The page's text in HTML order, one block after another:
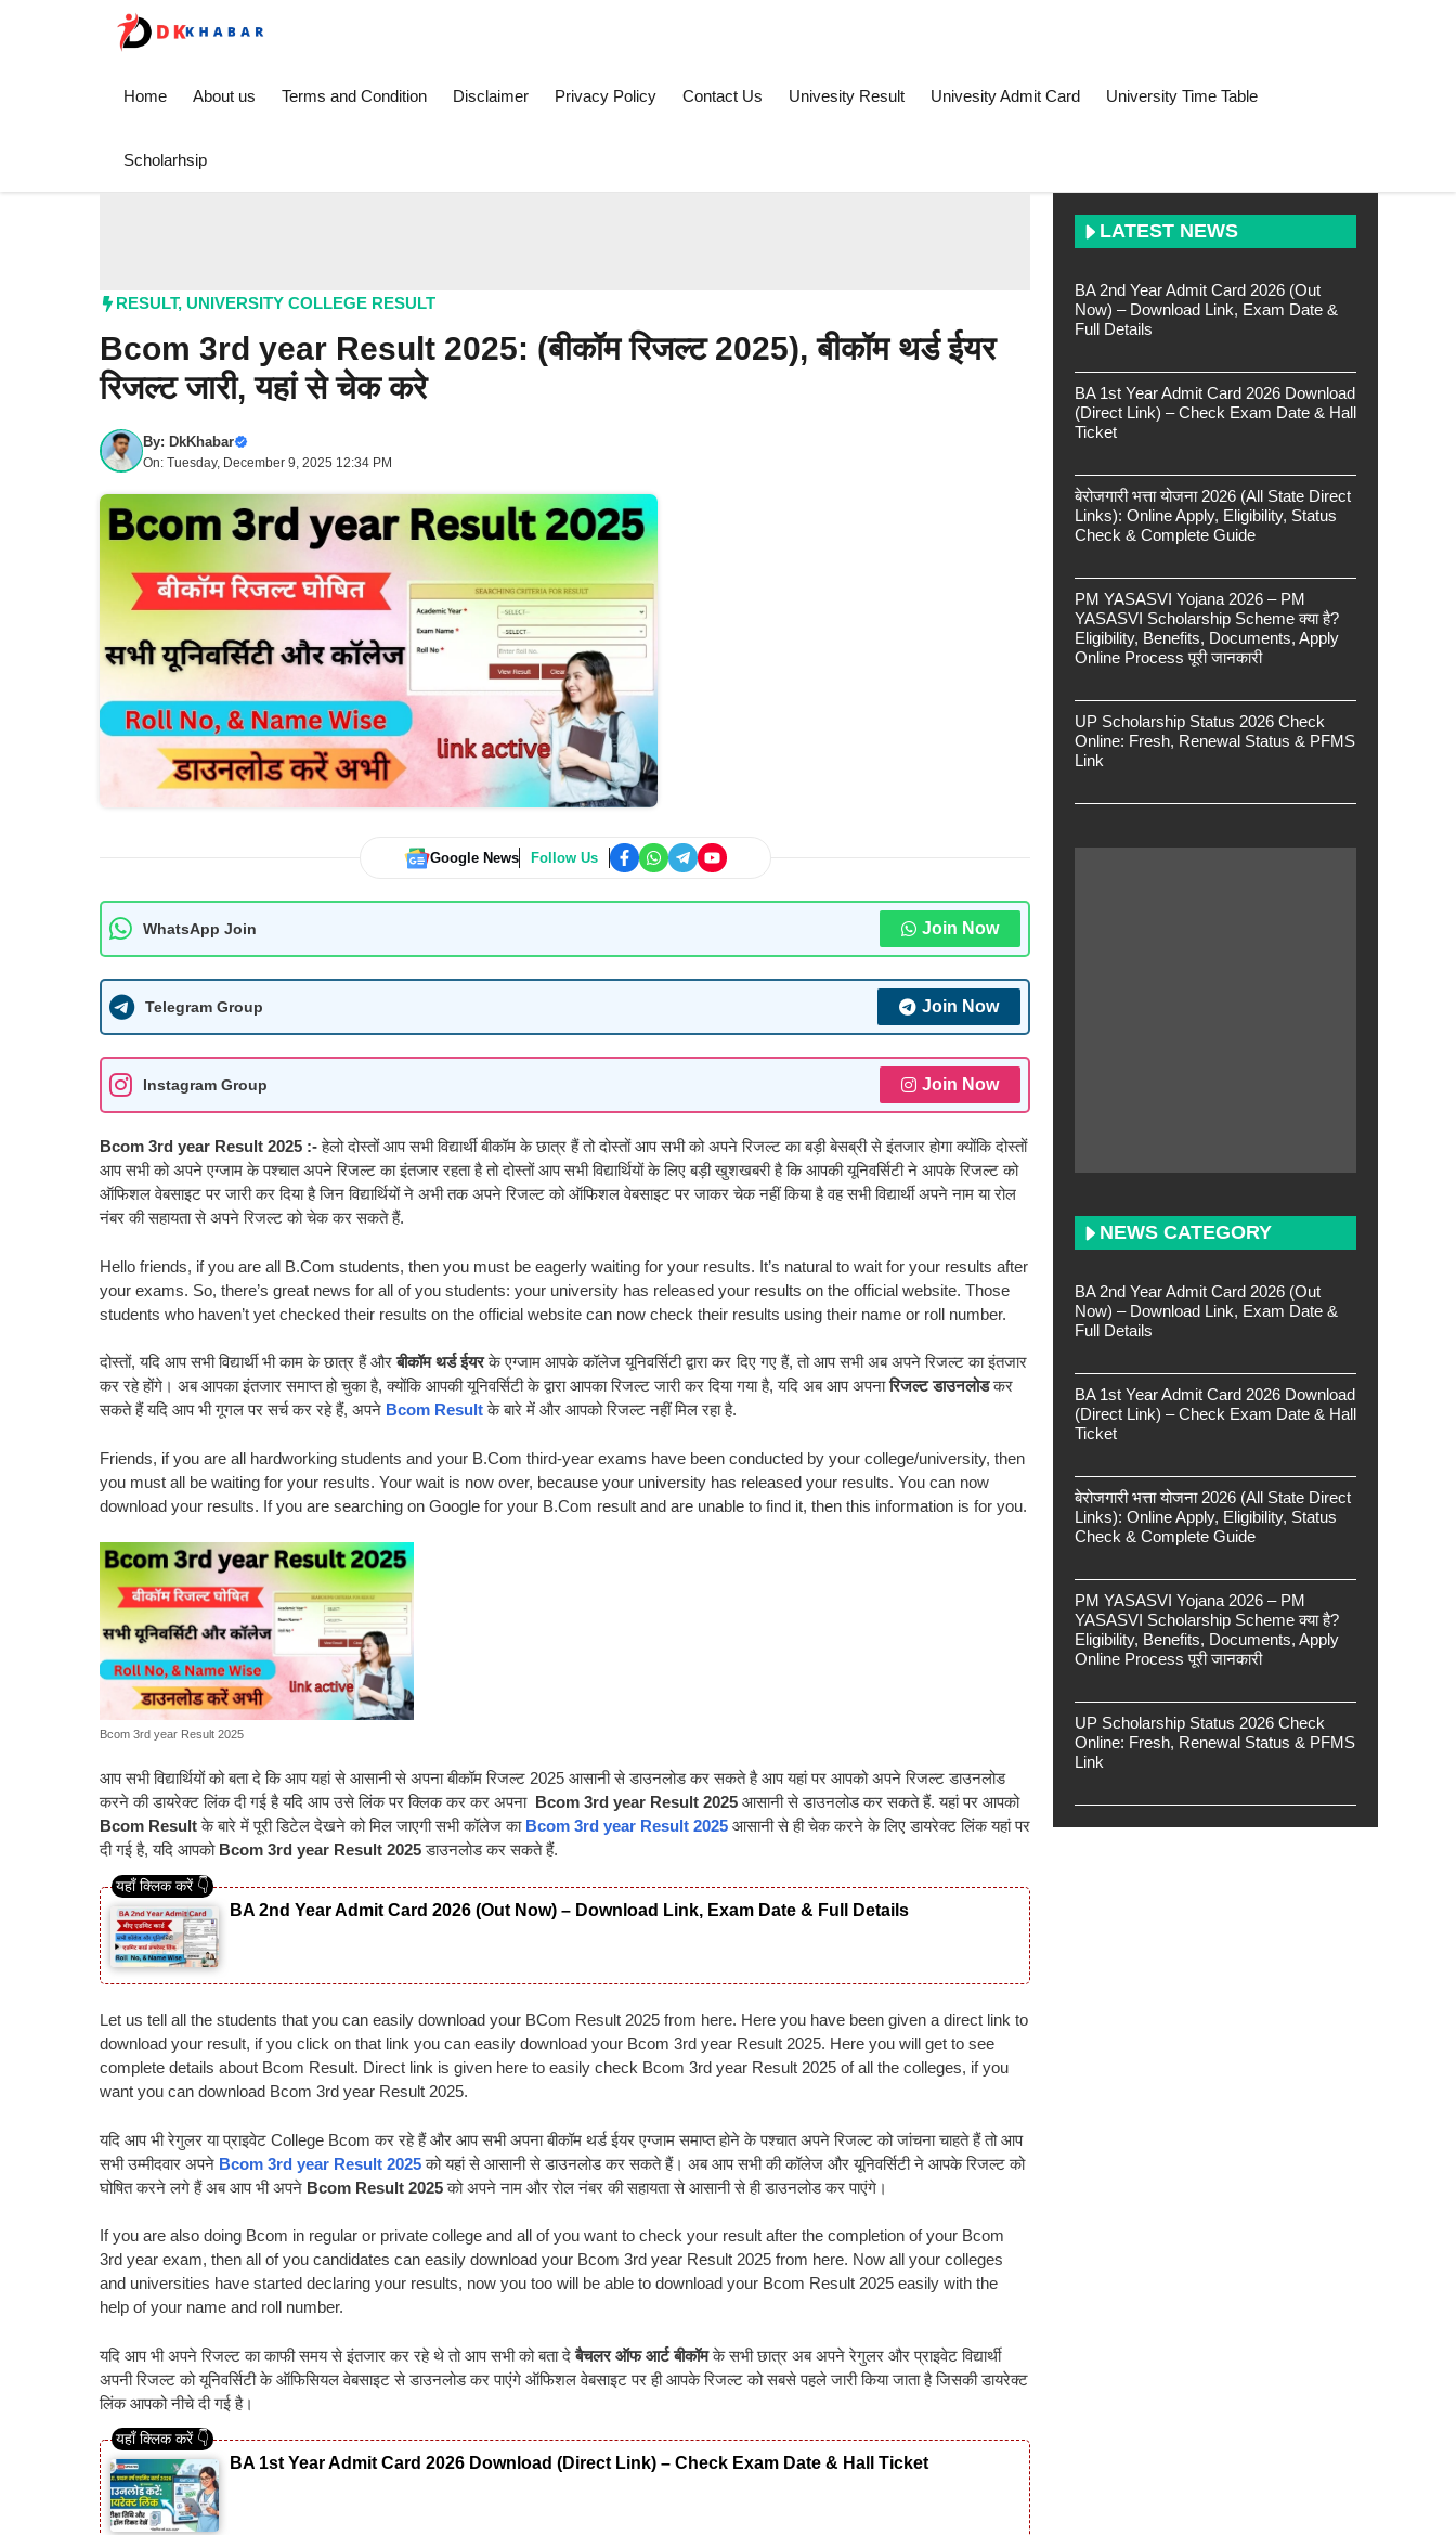
Home About us Terms and Condition Disclaimer Privacy Policy Contact Us Univesity Result Univesity Admit Card University Time Table
Scholarhsip
RESULT, UNIVERSITY COLLEGE RESULT
Bcom 3rd year Result 2025: (बीकॉम रिजल्ट 2025), बीकॉम थर्ड ईयर
रिजल्ट जारी, यहां से चेक करे
By: DkKhabar
On: Tuesday, December 9, 2025 12:34 PM
Google News Follow Us
WhatsApp Join Join Now
Telegram Group Join Now
Instagram Group Join Now
Bcom 3rd year Result 2025 :-हेलो दोस्तों आप सभी विद्यार्थी बीकॉम के छात्र हैं तो दोस्तों आप सभी को अपने रिजल्ट का बड़ी बेसब्री से इंतजार होगा क्योंकि दोस्तों
आप सभी को अपने एग्जाम के पश्चात अपने रिजल्ट का इंतजार रहता है तो दोस्तों आप सभी विद्यार्थियों के लिए बड़ी खुशखबरी है कि आपकी यूनिवर्सिटी ने आपके रिजल्ट को
ऑफिशल वेबसाइट पर जारी कर दिया है जिन विद्यार्थियों ने अभी तक अपने रिजल्ट को ऑफिशल वेबसाइट पर जाकर चेक नहीं किया है वह सभी विद्यार्थी अपने नाम या रोल
नंबर की सहायता से अपने रिजल्ट को चेक कर सकते हैं.
Hello friends, if you are all B.Com students, then you must be eagerly waiting for your results. It’s natural to wait for your results after
your exams. So, there’s great news for all of you students: your university has released your results on the official website. Those
students who haven’t yet checked their results on the official website can now check their results using their name or roll number.
दोस्तों, यदि आप सभी विद्यार्थी भी काम के छात्र हैं औरबीकॉम थर्ड ईयरके एग्जाम आपके कॉलेज यूनिवर्सिटी द्वारा कर दिए गए हैं, तो आप सभी अब अपने रिजल्ट का इंतजार
कर रहे होंगे। अब आपका इंतजार समाप्त हो चुका है, क्योंकि आपकी यूनिवर्सिटी के द्वारा आपका रिजल्ट जारी कर दिया गया है, यदि अब आप अपनारिजल्ट डाउनलोडकर
सकते हैं यदि आप भी गूगल पर सर्च कर रहे हैं, अपने Bcom Resultके बारे में और आपको रिजल्ट नहीं मिल रहा है.
Friends, if you are all hardworking students and your B.Com third-year exams have been conducted by your college/university, then
you must all be waiting for your results. Your wait is now over, because your university has released your results. You can now
download your results. If you are searching on Google for your B.Com result and are unable to find it, then this information is for you.
Bcom 3rd year Result 2025
आप सभी विद्यार्थियों को बता दे कि आप यहां से आसानी से अपना बीकॉम रिजल्ट 2025 आसानी से डाउनलोड कर सकते है आप यहां पर आपको अपने रिजल्ट डाउनलोड
करने की डायरेक्ट लिंक दी गई है यदि आप उसे लिंक पर क्लिक कर कर अपना Bcom 3rd year Result 2025 आसानी से डाउनलोड कर सकते हैं. यहां पर आपको
Bcom Resultके बारे में पूरी डिटेल देखने को मिल जाएगी सभी कॉलेज का Bcom 3rd year Result 2025 आसानी से ही चेक करने के लिए डायरेक्ट लिंक यहां पर
दी गई है, यदि आपको Bcom 3rd year Result 2025डाउनलोड कर सकते हैं.
BA 2nd Year Admit Card 2026 (Out Now) – Download Link, Exam Date & Full Details
Let us tell all the students that you can easily download your BCom Result 2025 from here. Here you have been given a direct link to
download your result, if you click on that link you can easily download your Bcom 3rd year Result 2025. Here you will get to see
complete details about Bcom Result. Direct link is given here to easily check Bcom 3rd year Result 2025 of all the colleges, if you
want you can download Bcom 3rd year Result 2025.
यदि आप भी रेगुलर या प्राइवेट College Bcom कर रहे हैं और आप सभी अपना बीकॉम थर्ड ईयर एग्जाम समाप्त होने के पश्चात अपने रिजल्ट को जांचना चाहते हैं तो आप
सभी उम्मीदवार अपने Bcom 3rd year Result 2025को यहां से आसानी से डाउनलोड कर सकते हैं। अब आप सभी की कॉलेज और यूनिवर्सिटी ने आपके रिजल्ट को
घोषित करने लगे हैं अब आप भी अपने Bcom Result 2025को अपने नाम और रोल नंबर की सहायता से आसानी से ही डाउनलोड कर पाएंगे।
If you are also doing Bcom in regular or private college and all of you want to check your result after the completion of your Bcom
3rd year exam, then all of you candidates can easily download your Bcom 3rd year Result 2025 from here. Now all your colleges
and universities have started declaring your results, now you too will be able to download your Bcom Result 2025 easily with the
help of your name and roll number.
यदि आप भी अपने रिजल्ट का काफी समय से इंतजार कर रहे थे तो आप सभी को बता देबैचलर ऑफ आर्ट बीकॉमके सभी छात्र अब अपने रेगुलर और प्राइवेट विद्यार्थी
अपनी रिजल्ट को यूनिवर्सिटी के ऑफिसियल वेबसाइट से डाउनलोड कर पाएंगे ऑफिशल वेबसाइट पर ही आपके रिजल्ट को सबसे पहले जारी किया जाता है जिसकी डायरेक्ट
लिंक आपको नीचे दी गई है।
BA 1st Year Admit Card 2026 Download (Direct Link) – Check Exam Date & Hall Ticket
LATEST NEWS
BA 2nd Year Admit Card 2026 (Out
Now) – Download Link, Exam Date &
Full Details
BA 1st Year Admit Card 2026 Download
(Direct Link) – Check Exam Date & Hall
Ticket
बेरोजगारी भत्ता योजना 2026 (All State Direct
Links): Online Apply, Eligibility, Status
Check & Complete Guide
PM YASASVI Yojana 2026 – PM
YASASVI Scholarship Scheme क्या है?
Eligibility, Benefits, Documents, Apply
Online Process पूरी जानकारी
UP Scholarship Status 2026 Check
Online: Fresh, Renewal Status & PFMS
Link
NEWS CATEGORY
BA 2nd Year Admit Card 2026 (Out
Now) – Download Link, Exam Date &
Full Details
BA 1st Year Admit Card 2026 Download
(Direct Link) – Check Exam Date & Hall
Ticket
बेरोजगारी भत्ता योजना 2026 (All State Direct
Links): Online Apply, Eligibility, Status
Check & Complete Guide
PM YASASVI Yojana 2026 – PM
YASASVI Scholarship Scheme क्या है?
Eligibility, Benefits, Documents, Apply
Online Process पूरी जानकारी
UP Scholarship Status 2026 Check
Online: Fresh, Renewal Status & PFMS
Link